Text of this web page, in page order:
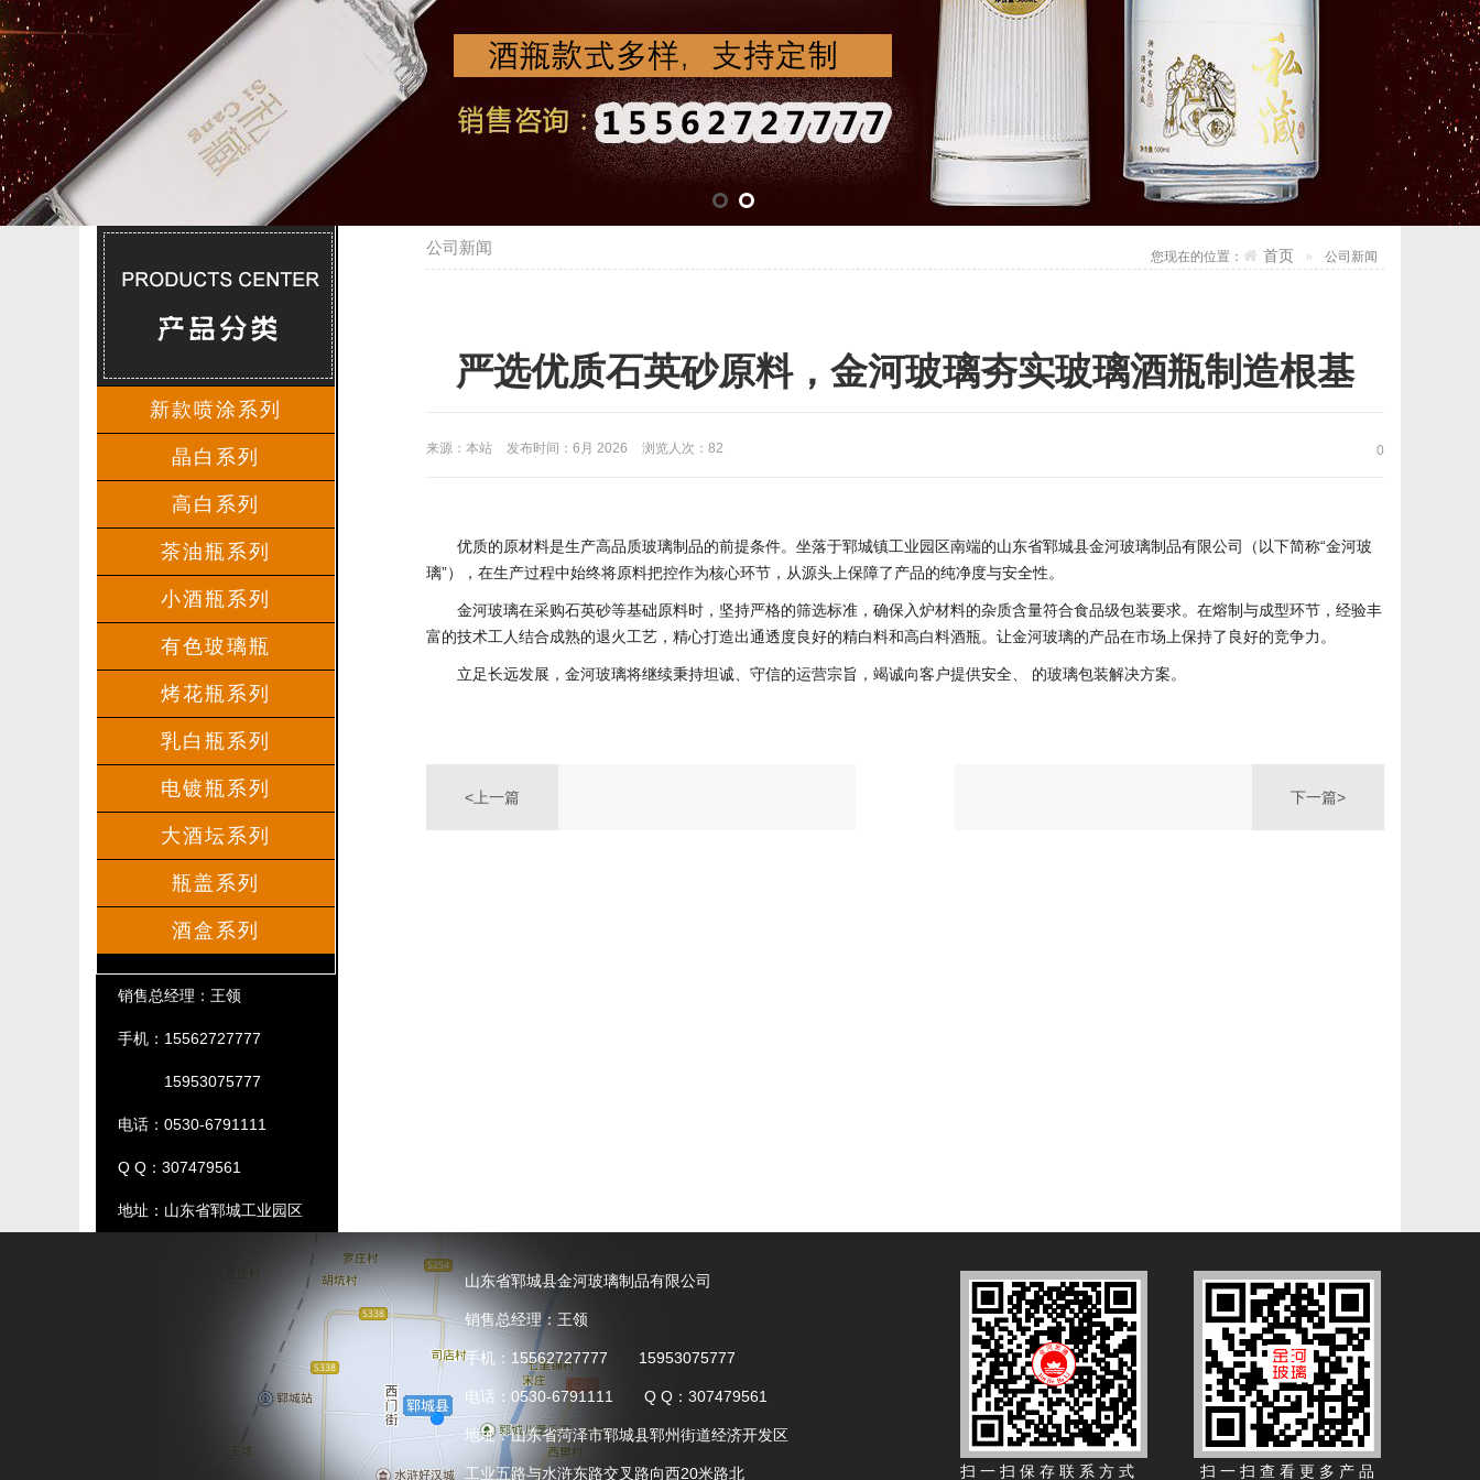
新款喷涂系列
晶白系列
高白系列
茶油瓶系列
小酒瓶系列
有色玻璃瓶
烤花瓶系列
乳白瓶系列
电镀瓶系列
大酒坛系列
瓶盖系列
酒盒系列
销售总经理：王领
手机：15562727777
15953075777
电话：0530-6791111
Q Q：307479561
地址：山东省郓城工业园区
公司新闻
您现在的位置： 首页 公司新闻
严选优质石英砂原料，金河玻璃夯实玻璃酒瓶制造根基
来源：本站 发布时间：6月 2026 浏览人次： 82 0
优质的原材料是生产高品质玻璃制品的前提条件。坐落于郓城镇工业园区南端的山东省郓城县金河玻璃制品有限公司（以下简称“金河玻
璃”），在生产过程中始终将原料把控作为核心环节，从源头上保障了产品的纯净度与安全性。
金河玻璃在采购石英砂等基础原料时，坚持严格的筛选标准，确保入炉材料的杂质含量符合食品级包装要求。 在熔制与成型环节，经验丰
富的技术工人结合成熟的退火工艺，精心打造出通透度良好的精白料和高白料酒瓶。 让金河玻璃的产品在市场上保持了良好的竞争力。
立足长远发展，金河玻璃将继续秉持坦诚、守信的运营宗旨，竭诚向客户提供安全、 的玻璃包装解决方案。
<上一篇 下一篇>
山东省郓城县金河玻璃制品有限公司
销售总经理：王领
手机：15562727777 15953075777
电话：0530-6791111 Q Q：307479561
地址：山东省菏泽市郓城县郓州街道经济开发区
工业五路与水浒东路交叉路向西20米路北 扫 一 扫 保 存 联 系 方 式 扫 一 扫 查 看 更 多 产 品